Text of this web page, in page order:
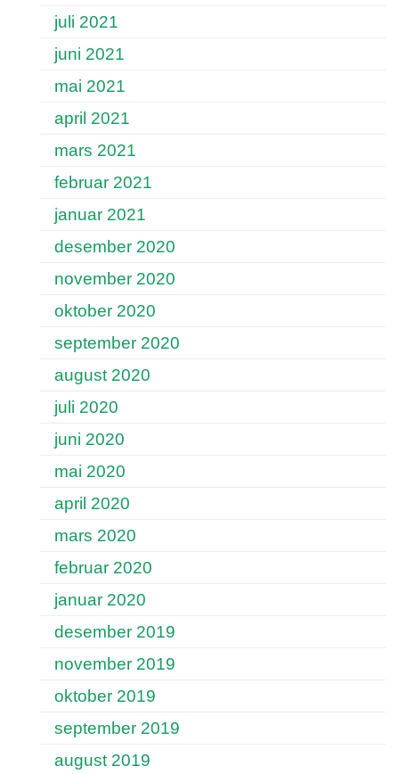
juli 2021
juni 2021
mai 2021
april 2021
mars 2021
februar 2021
januar 2021
desember 2020
november 2020
oktober 2020
september 2020
august 2020
juli 2020
juni 2020
mai 2020
april 2020
mars 2020
februar 2020
januar 2020
desember 2019
november 2019
oktober 2019
september 2019
august 2019